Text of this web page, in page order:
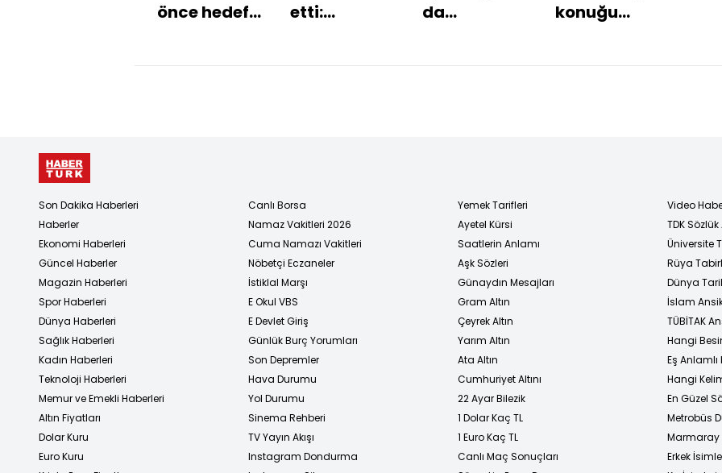
önce hedefli
etti:
da
konuğu
Son Dakika Haberleri
Haberler
Ekonomi Haberleri
Güncel Haberler
Magazin Haberleri
Spor Haberleri
Dünya Haberleri
Sağlık Haberleri
Kadın Haberleri
Teknoloji Haberleri
Memur ve Emekli Haberleri
Altın Fiyatları
Dolar Kuru
Euro Kuru
Canlı Borsa
Namaz Vakitleri 2026
Cuma Namazı Vakitleri
Nöbetçi Eczaneler
İstiklal Marşı
E Okul VBS
E Devlet Giriş
Günlük Burç Yorumları
Son Depremler
Hava Durumu
Yol Durumu
Sinema Rehberi
TV Yayın Akışı
Instagram Dondurma
Yemek Tarifleri
Ayetel Kürsi
Saatlerin Anlamı
Aşk Sözleri
Günaydın Mesajları
Gram Altın
Çeyrek Altın
Yarım Altın
Ata Altın
Cumhuriyet Altını
22 Ayar Bilezik
1 Dolar Kaç TL
1 Euro Kaç TL
Canlı Maç Sonuçları
Video
TDK
Üniversite
Rüya
Dünya
İslam
TÜBİTAK
Hangi
Eş
Hangi
En Güzel
Metrobüs
Marmaray
Erkek